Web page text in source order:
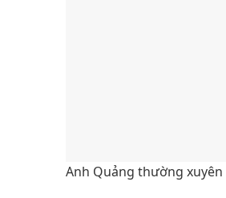
Anh Quảng thường